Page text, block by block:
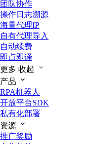
团队协作
操作日志溯源
海量代理IP
自有代理导入
自动续费
即点即译
更多 收起
产品
RPA机器人
开放平台SDK
私有化部署
资源
推广奖励